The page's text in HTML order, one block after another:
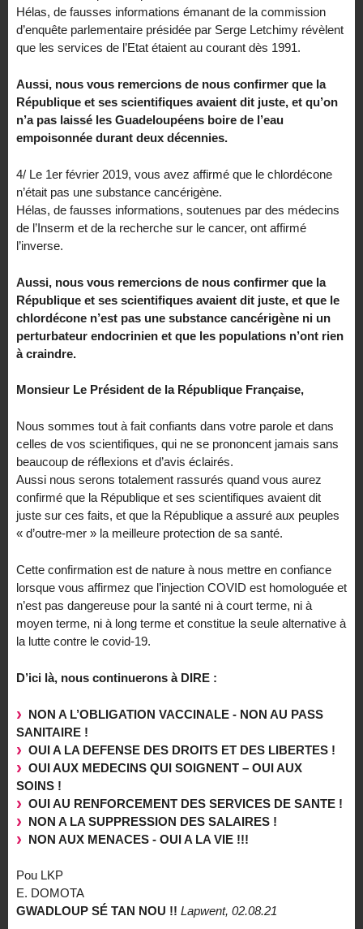
Hélas, de fausses informations émanant de la commission
d’enquête parlementaire présidée par Serge Letchimy révèlent
que les services de l’Etat étaient au courant dès 1991.
Aussi, nous vous remercions de nous confirmer que la
République et ses scientifiques avaient dit juste, et qu’on
n’a pas laissé les Guadeloupéens boire de l’eau
empoisonnée durant deux décennies.
4/ Le 1er février 2019, vous avez affirmé que le chlordécone
n’était pas une substance cancérigène.
Hélas, de fausses informations, soutenues par des médecins
de l’Inserm et de la recherche sur le cancer, ont affirmé
l’inverse.
Aussi, nous vous remercions de nous confirmer que la
République et ses scientifiques avaient dit juste, et que le
chlordécone n’est pas une substance cancérigène ni un
perturbateur endocrinien et que les populations n’ont rien
à craindre.
Monsieur Le Président de la République Française,
Nous sommes tout à fait confiants dans votre parole et dans
celles de vos scientifiques, qui ne se prononcent jamais sans
beaucoup de réflexions et d’avis éclairés.
Aussi nous serons totalement rassurés quand vous aurez
confirmé que la République et ses scientifiques avaient dit
juste sur ces faits, et que la République a assuré aux peuples
« d’outre-mer » la meilleure protection de sa santé.
Cette confirmation est de nature à nous mettre en confiance
lorsque vous affirmez que l’injection COVID est homologuée et
n’est pas dangereuse pour la santé ni à court terme, ni à
moyen terme, ni à long terme et constitue la seule alternative à
la lutte contre le covid-19.
D’ici là, nous continuerons à DIRE :
NON A L’OBLIGATION VACCINALE - NON AU PASS
SANITAIRE !
OUI A LA DEFENSE DES DROITS ET DES LIBERTES !
OUI AUX MEDECINS QUI SOIGNENT – OUI AUX
SOINS !
OUI AU RENFORCEMENT DES SERVICES DE SANTE !
NON A LA SUPPRESSION DES SALAIRES !
NON AUX MENACES - OUI A LA VIE !!!
Pou LKP
E. DOMOTA
GWADLOUP SÉ TAN NOU !! Lapwent, 02.08.21